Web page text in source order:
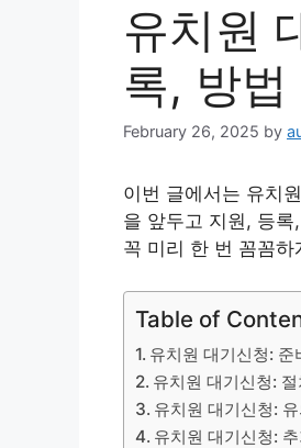
유치원
록, 방법
February 26, 2025 by
이번 글에서는 유치
을 앞두고 지원, 등
꼭 미리 한 번 꼼꼼
Table of
유치원 대기신청: 준
유치원 대기신청:
유치원 대기신청:
유치원 대기신청: